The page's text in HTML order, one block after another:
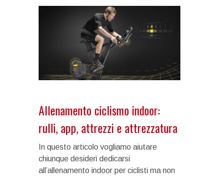
Allenamento ciclismo indoor:
rulli, app, attrezzi e attrezzatura
In questo articolo vogliamo aiutare
chiunque desideri dedicarsi
all’allenamento indoor per ciclisti ma non